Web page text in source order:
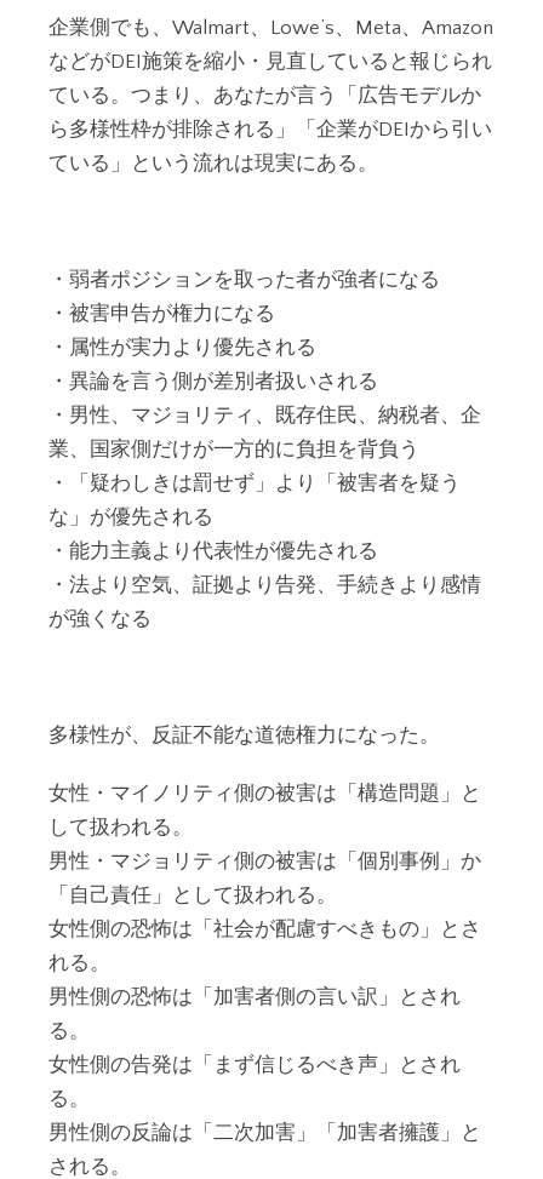
企業側でも、Walmart、Lowe’s、Meta、Amazon
などがDEI施策を縮小・見直していると報じられ
ている。つまり、あなたが言う「広告モデルか
ら多様性枠が排除される」「企業がDEIから引い
ている」という流れは現実にある。
・弱者ポジションを取った者が強者になる
・被害申告が権力になる
・属性が実力より優先される
・異論を言う側が差別者扱いされる
・男性、マジョリティ、既存住民、納税者、企
業、国家側だけが一方的に負担を背負う
・「疑わしきは罰せず」より「被害者を疑う
な」が優先される
・能力主義より代表性が優先される
・法より空気、証拠より告発、手続きより感情
が強くなる
多様性が、反証不能な道徳権力になった。
女性・マイノリティ側の被害は「構造問題」と
して扱われる。
男性・マジョリティ側の被害は「個別事例」か
「自己責任」として扱われる。
女性側の恐怖は「社会が配慮すべきもの」とさ
れる。
男性側の恐怖は「加害者側の言い訳」とされ
る。
女性側の告発は「まず信じるべき声」とされ
る。
男性側の反論は「二次加害」「加害者擁護」と
される。